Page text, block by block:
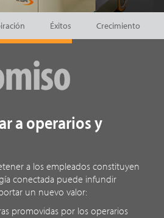
Éxitos Crecimiento
a operarios y
a los empleados constituyen
conectada puede infundir
un nuevo valor:
promovidas por los operarios